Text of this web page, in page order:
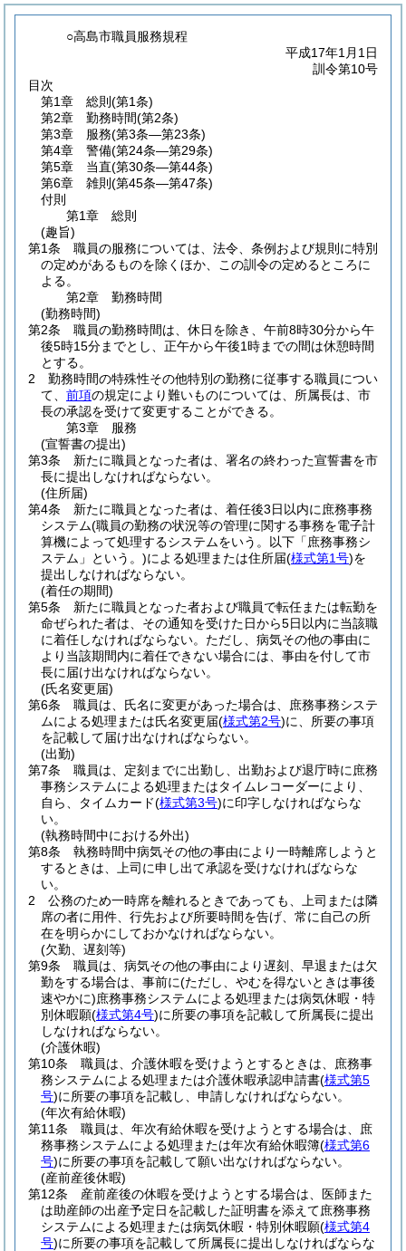
○高島市職員服務規程
平成17年1月1日
訓令第10号
目次
第1章
総則 (第1条)
第2章
勤務時間(第2条)
第3章
服務(第3条―第23条)
第4章
警備(第24条―第29条)
第5章
当直(第30条―第44条)
第6章
雑則 (第45条―第47条)
付則
第1章
総則
(趣旨)
第1条
職員の服務については、法令、条例および規則に特別
の定めがあるものを除くほか、この訓令の定めるところに
よる。
第2章
勤務時間
(勤務時間)
第2条
職員の勤務時間は、休日を除き、午前8時30分から午
後5時15分までとし、正午から午後1時までの間は休憩時間
とする。
2
勤務時間の特殊性その他特別の勤務に従事する職員につい
て、 前項の規定により難いものについては、所属長は、市
長の承認を受けて変更することができる。
第3章
服務
(宣誓書の提出)
第3条
新たに職員となった者は、署名の終わった宣誓書を市
長に提出しなければならない。
(住所届)
第4条
新たに職員となった者は、着任後3日以内に庶務事務
システム(職員の勤務の状況等の管理に関する事務を電子計
算機によって処理するシステムをいう。以下「庶務事務シ
ステム」という。)による処理または住所届(様式第1号)を
提出しなければならない。
(着任の期間)
第5条
新たに職員となった者および職員で転任または転勤を
命ぜられた者は、その通知を受けた日から5日以内に当該職
に着任しなければならない。 ただし、病気その他の事由に
より当該期間内に着任できない場合には、事由を付して市
長に届け出なければならない。
(氏名変更届)
第6条
職員は、氏名に変更があった場合は、庶務事務システ
ムによる処理または氏名変更届(様式第2号)に、所要の事項
を記載して届け出なければならない。
(出勤)
第7条
職員は、定刻までに出勤し、出勤および退庁時に庶務
事務システムによる処理またはタイムレコーダーにより、
自ら、タイムカード(様式第3号)に印字しなければならな
い。
(執務時間中における外出)
第8条
執務時間中病気その他の事由により一時離席しようと
するときは、上司に申し出て承認を受けなければならな
い。
2
公務のため一時席を離れるときであっても、上司または隣
席の者に用件、行先および所要時間を告げ、常に自己の所
在を明らかにしておかなければならない。
(欠勤、遅刻等)
第9条
職員は、病気その他の事由により遅刻、早退または欠
勤をする場合は、事前に(ただし、やむを得ないときは事後
速やかに)庶務事務システムによる処理または病気休暇・特
別休暇願(様式第4号)に所要の事項を記載して所属長に提出
しなければならない。
(介護休暇)
第10条
職員は、介護休暇を受けようとするときは、庶務事
務システムによる処理または介護休暇承認申請書(様式第5
号)に所要の事項を記載し、申請しなければならない。
(年次有給休暇)
第11条
職員は、年次有給休暇を受けようとする場合は、庶
務事務システムによる処理または年次有給休暇簿(様式第6
号)に所要の事項を記載して願い出なければならない。
(産前産後休暇)
第12条
産前産後の休暇を受けようとする場合は、医師また
は助産師の出産予定日を記載した証明書を添えて庶務事務
システムによる処理または病気休暇・特別休暇願(様式第4
号)に所要の事項を記載して所属長に提出しなければならな